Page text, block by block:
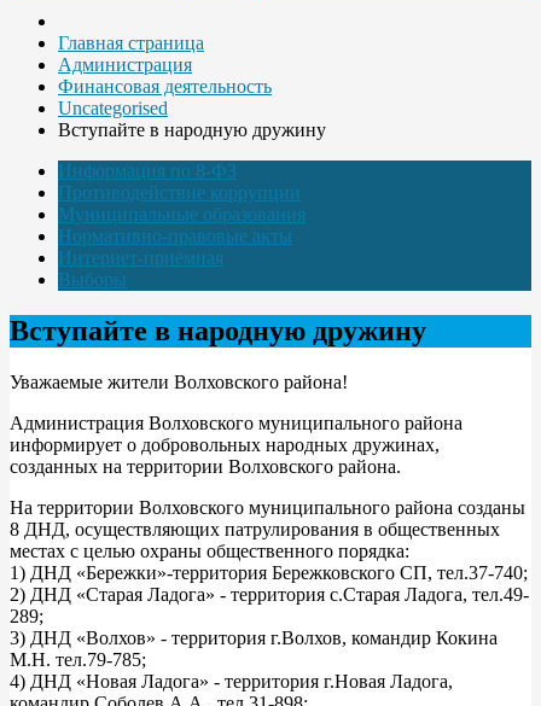
Главная страница
Администрация
Финансовая деятельность
Uncategorised
Вступайте в народную дружину
Информация по 8-ФЗ
Противодействие коррупции
Муниципальные образования
Нормативно-правовые акты
Интернет-приёмная
Выборы
Вступайте в народную дружину
Уважаемые жители Волховского района!
Администрация Волховского муниципального района
информирует о добровольных народных дружинах,
созданных на территории Волховского района.
На территории Волховского муниципального района созданы
8 ДНД, осуществляющих патрулирования в общественных
местах с целью охраны общественного порядка:
1) ДНД «Бережки»-территория Бережковского СП, тел.37-740;
2) ДНД «Старая Ладога» - территория с.Старая Ладога, тел.49-
289;
3) ДНД «Волхов» - территория г.Волхов, командир Кокина
М.Н. тел.79-785;
4) ДНД «Новая Ладога» - территория г.Новая Ладога,